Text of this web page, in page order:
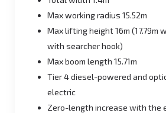
Max working radius 15.52m
Max lifting height 16m (17.79m
with searcher hook)
Max boom length 15.71m
Tier 4 diesel-powered and
electric
Zero-length increase with the